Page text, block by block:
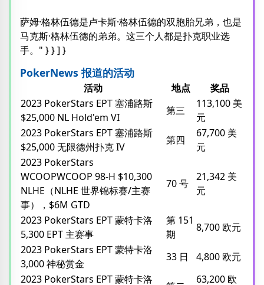
萨姆·格林伍德是卢卡斯·格林伍德的双胞胎兄弟，也是
马克斯·格林伍德的弟弟。这三个人都是扑克职业选
手。" } } ] }
PokerNews 报道的活动
活动 地点
奖品
2023 PokerStars EPT 塞浦路斯
$25,000 NL Hold'em VI
第三
113,100 美
元
2023 PokerStars EPT 塞浦路斯
$25,000 无限德州扑克 IV
第四
67,700 美
元
2023 PokerStars
WCOOPWCOOP 98-H $10,300
NLHE（NLHE 世界锦标赛/主赛
事），$6M GTD
70 号
21,342 美
元
2023 PokerStars EPT 蒙特卡洛
5,300 EPT 主赛事
第 151
期
8,700 欧元
2023 PokerStars EPT 蒙特卡洛
3,000 神秘赏金
33 日
4,800 欧元
2023 PokerStars EPT 蒙特卡洛
63,200 欧